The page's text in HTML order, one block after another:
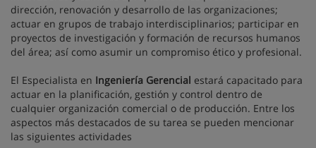
dirección, renovación y desarrollo de las organizaciones;
actuar en grupos de trabajo interdisciplinarios; participar en
proyectos de investigación y formación de recursos humanos
del área; así como asumir un compromiso ético y profesional.
El Especialista en Ingeniería Gerencial estará capacitado para
actuar en la planificación, gestión y control dentro de
cualquier organización comercial o de producción. Entre los
aspectos más destacados de su tarea se pueden mencionar
las siguientes actividades